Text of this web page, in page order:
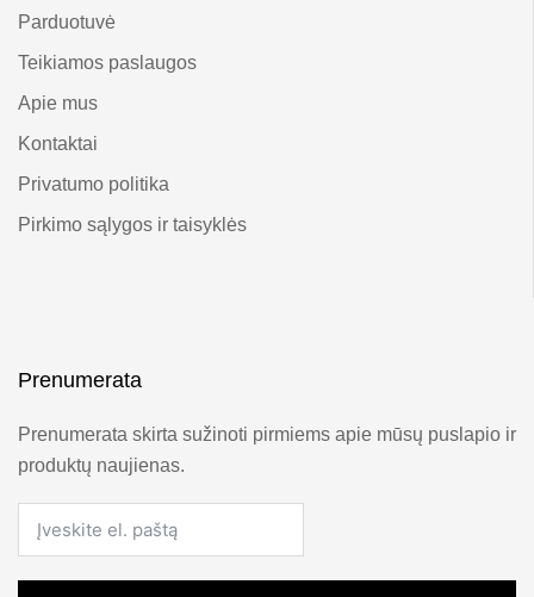
Parduotuvė
Teikiamos paslaugos
Apie mus
Kontaktai
Privatumo politika
Pirkimo sąlygos ir taisyklės
Prenumerata
Prenumerata skirta sužinoti pirmiems apie mūsų puslapio ir
produktų naujienas.